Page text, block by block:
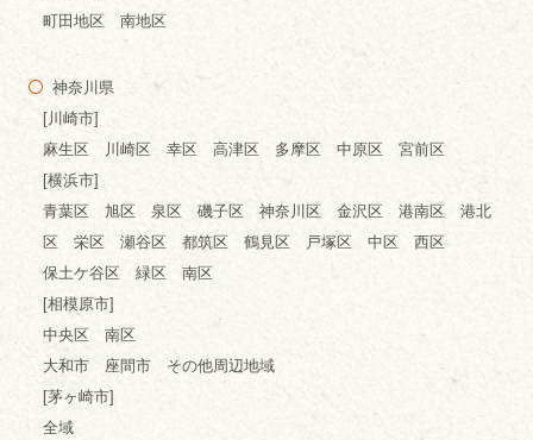
町田地区 南地区
神奈川県
[川崎市]
麻生区 川崎区 幸区 高津区 多摩区 中原区 宮前区
[横浜市]
青葉区 旭区 泉区 磯子区 神奈川区 金沢区 港南区 港北
区 栄区 瀬谷区 都筑区 鶴見区 戸塚区 中区 西区
保土ケ谷区 緑区 南区
[相模原市]
中央区 南区
大和市 座間市 その他周辺地域
[茅ヶ崎市]
全域